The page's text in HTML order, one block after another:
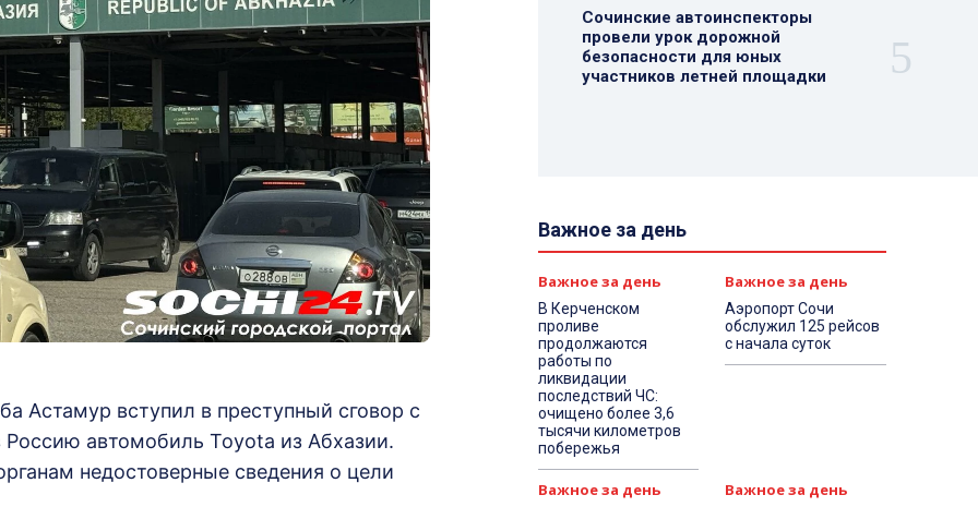
Астамур вступил в преступный сговор с
автомобиль Toyota из Абхазии.
недостоверные сведения о цели
Сочинские автоинспекторы
провели урок дорожной
безопасности для юных
участников летней площадки
Важное за день
Важное за день
В Керченском
проливе
продолжаются
работы по
ликвидации
последствий ЧС:
очищено более 3,6
тысячи километров
побережья
Важное за день
Аэропорт Сочи
обслужил 125 рейсов
с начала суток
Важное за день Важное за день